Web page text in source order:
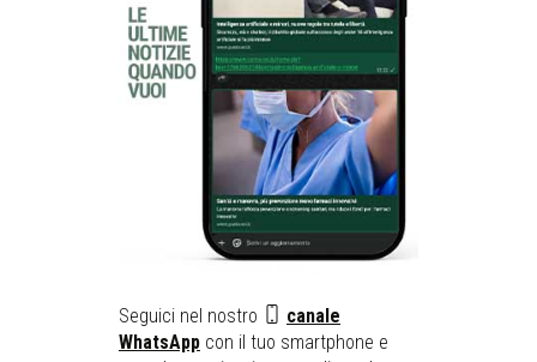
Seguici nel nostro
canale
WhatsApp con il tuo smartphone e